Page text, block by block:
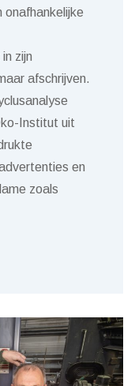
onafhankelijke
zijn
afschrijven.
Institut uit
en
zoals